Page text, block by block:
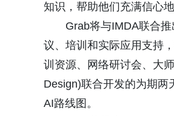
知识，帮助他们充满信心
Grab将与IMDA联合
议、培训和实际应用支持
训资源、网络研讨会、大
Design)联合开发的为期两
AI路线图。